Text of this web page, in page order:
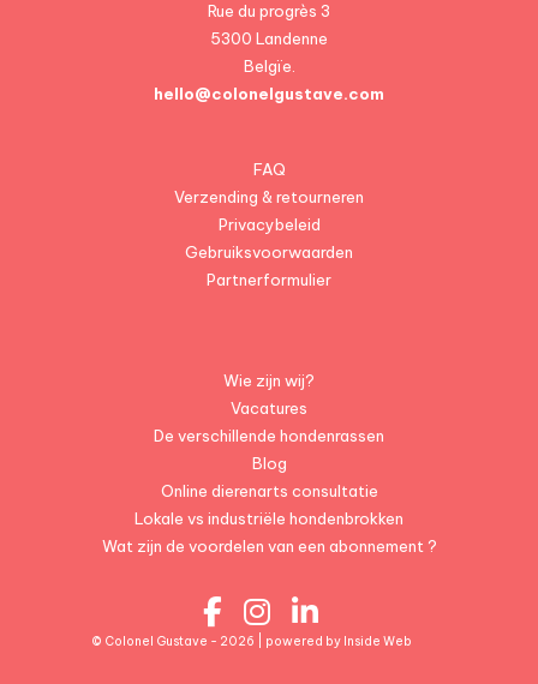
Rue du progrès 3
5300 Landenne
Belgïe.
hello@colonelgustave.com
FAQ
Verzending & retourneren
Privacybeleid
Gebruiksvoorwaarden
Partnerformulier
Wie zijn wij?
Vacatures
De verschillende hondenrassen
Blog
Online dierenarts consultatie
Lokale vs industriële hondenbrokken
Wat zijn de voordelen van een abonnement ?
© Colonel Gustave - 2026 | powered by Inside Web